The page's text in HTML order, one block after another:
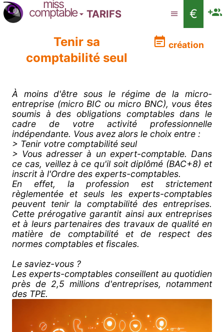
miss
comptable TARIFS
€
Tenir sa
comptabilité seul
création
À moins d'être sous le régime de la micro-
entreprise (micro BIC ou micro BNC), vous êtes
soumis à des obligations comptables dans le
cadre de votre activité professionnelle
indépendante. Vous avez alors le choix entre :
> Tenir votre comptabilité seul
> Vous adresser à un expert-comptable. Dans
ce cas, veillez à ce qu'il soit diplômé (BAC+8) et
inscrit à l'Ordre des experts-comptables.
En effet, la profession est strictement
règlementée et seuls les experts-comptables
peuvent tenir la comptabilité des entreprises.
Cette prérogative garantit ainsi aux entreprises
et à leurs partenaires des travaux de qualité en
matière de comptabilité et de respect des
normes comptables et fiscales.
Le saviez-vous ?
Les experts-comptables conseillent au quotidien
près de 2,5 millions d'entreprises, notamment
des TPE.